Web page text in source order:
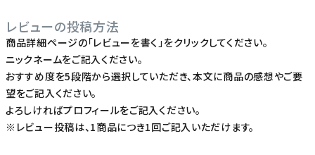
レビューの投稿方法
商品詳細ページの「レビューを書く」をクリックしてください。
ニックネームをご記入ください。
おすすめ度を5段階から選択していただき、本文に商品の感想やご要
望をご記入ください。
よろしければプロフィールをご記入ください。
※レビュー投稿は、1商品につき1回ご記入いただけます。